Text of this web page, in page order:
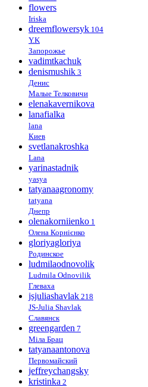
flowers
Iriska
dreemflowersyk 104
Y.K
Запорожье
vadimtkachuk
denismushik 3
Денис
Малые Телковичи
elenakavernikova
lanafialka
lana
Киев
svetlanakroshka
Lana
yarinastadnik
yasya
tatyanaagronomy
tatyana
Днепр
olenakorniienko 1
Олена Корнієнко
gloriyagloriya
Родинское
ludmilaodnovolik
Ludmila Odnovilik
Глеваха
jsjuliashavlak 218
JS-Julia Shavlak
Славянск
greengarden 7
Міла Брац
tatyanaantonova
Первомайский
jeffreychangsky
kristinka 2